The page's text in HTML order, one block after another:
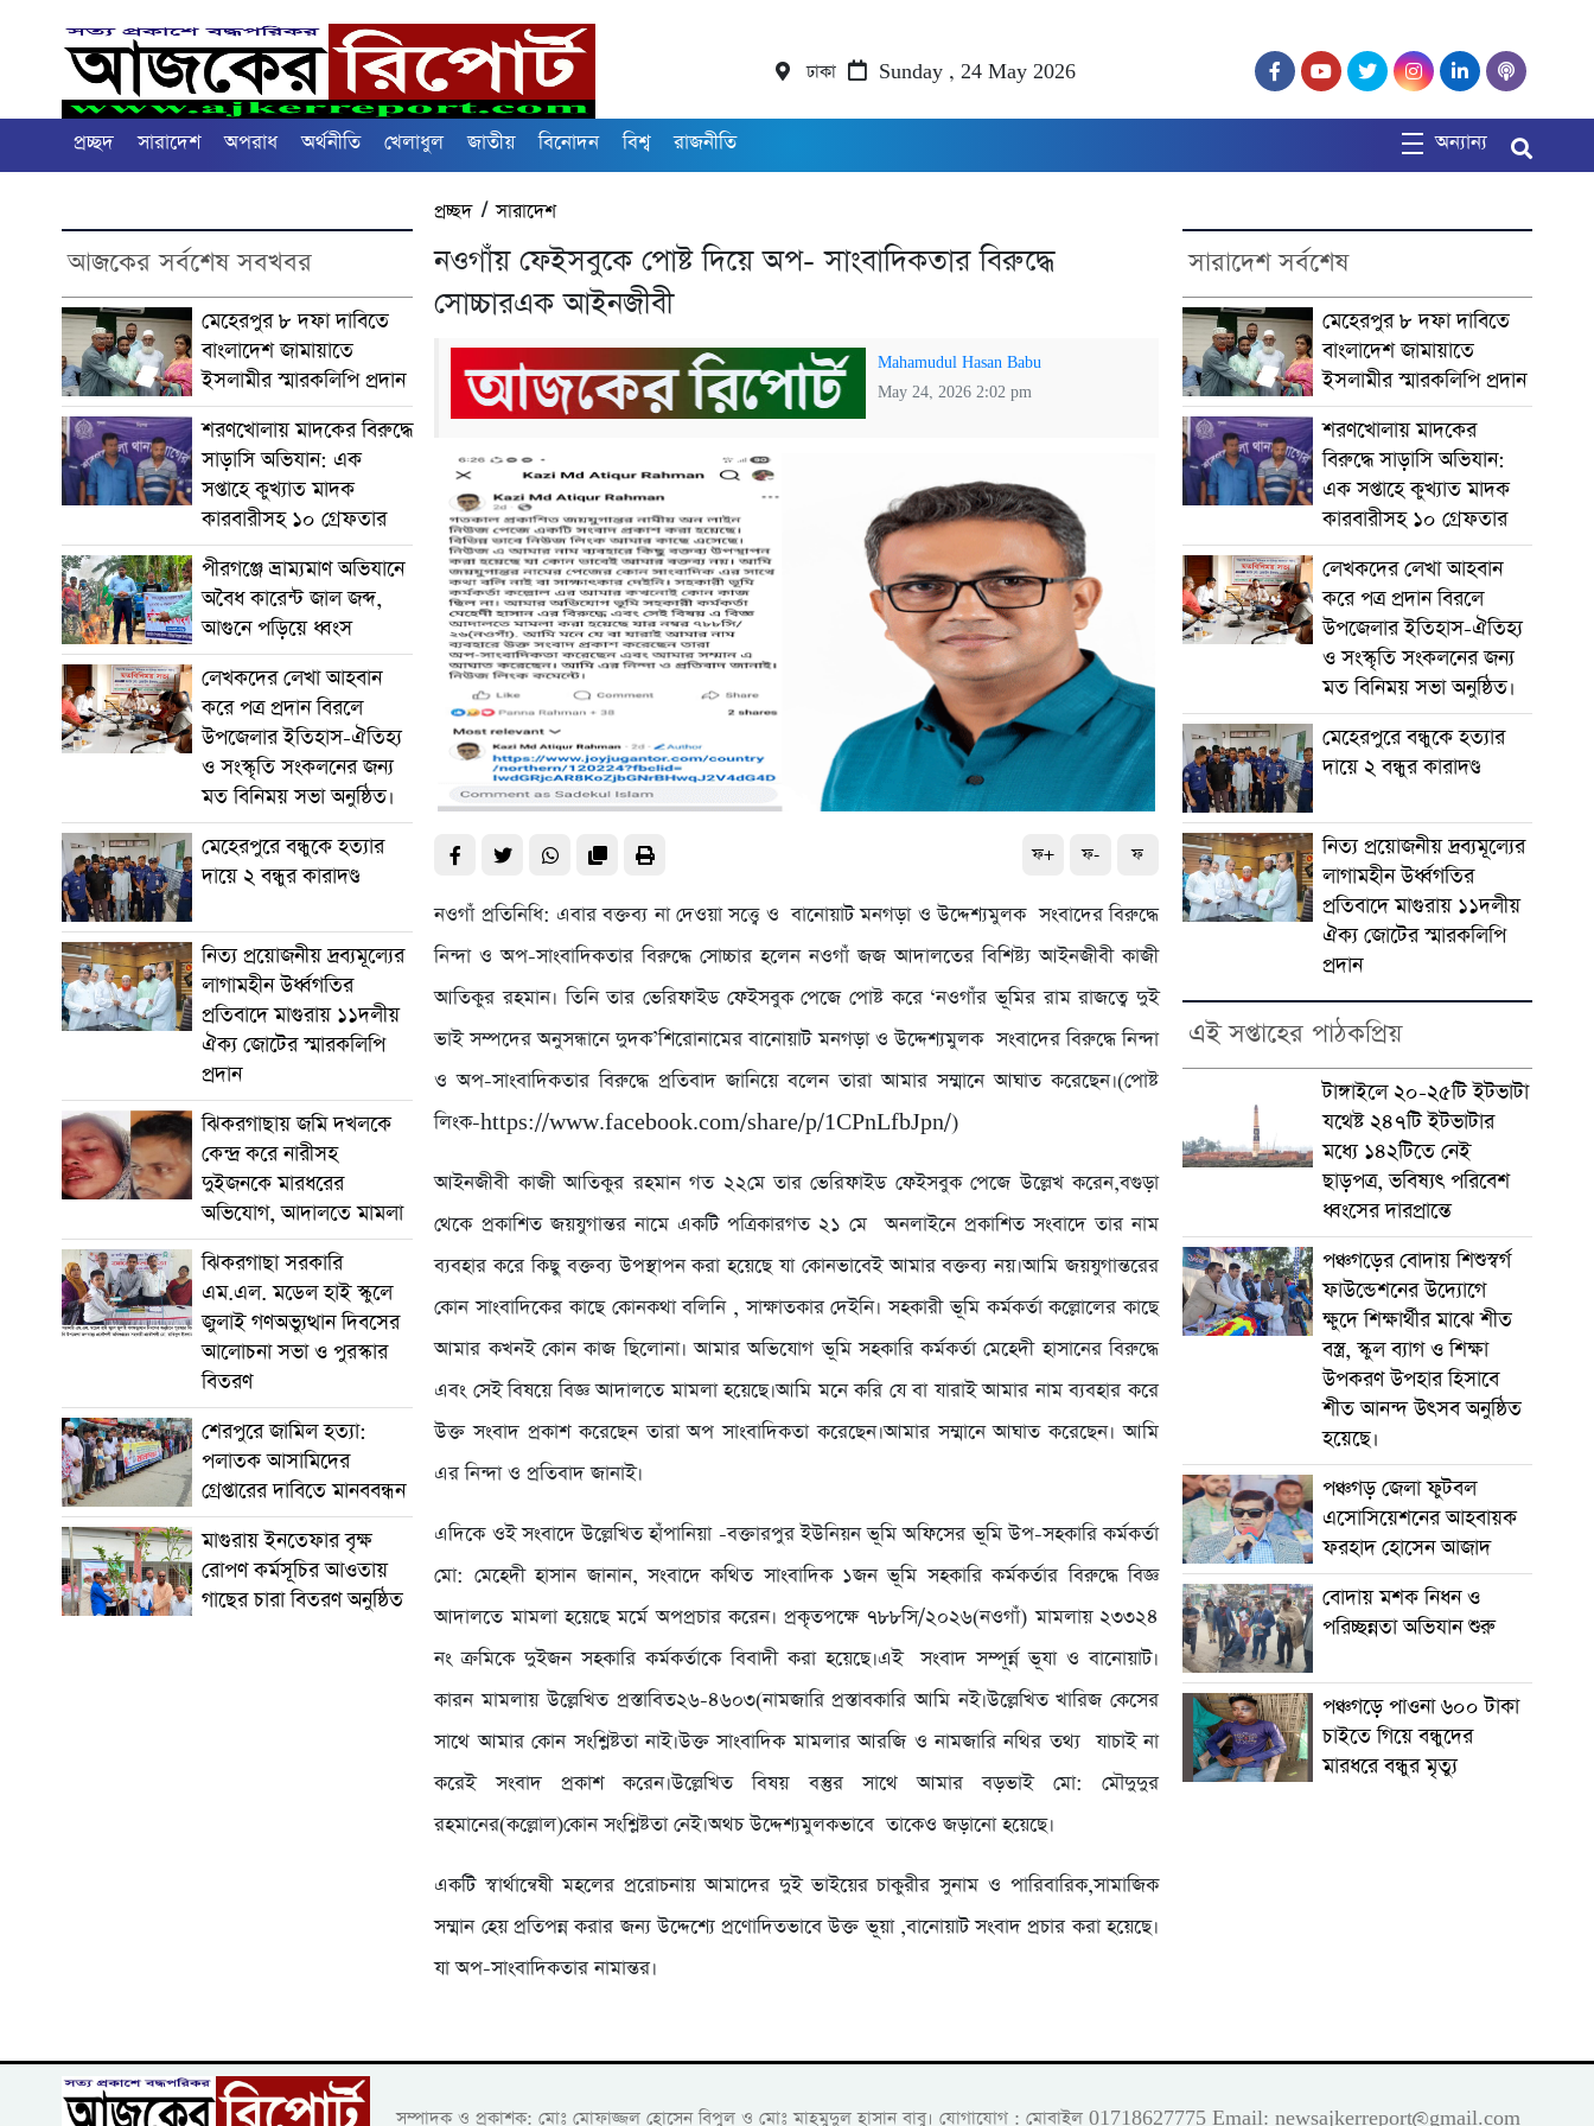
ঢাকা Sunday , 24 May 2026
প্রচ্ছদ সারাদেশ অপরাধ অর্থনীতি খেলাধুল জাতীয় বিনোদন বিশ্ব রাজনীতি অন্যান্য
আজকের সর্বশেষ সবখবর
মেহেরপুর ৮ দফা দাবিতে
বাংলাদেশ জামায়াতে
ইসলামীর স্মারকলিপি প্রদান
শরণখোলায় মাদকের বিরুদ্ধে
সাড়াসি অভিযান: এক
সপ্তাহে কুখ্যাত মাদক
কারবারীসহ ১০ গ্রেফতার
পীরগঞ্জে ভ্রাম্যমাণ অভিযানে
অবৈধ কারেন্ট জাল জব্দ,
আগুনে পড়িয়ে ধ্বংস
লেখকদের লেখা আহবান
করে পত্র প্রদান বিরলে
উপজেলার ইতিহাস-ঐতিহ্য
ও সংস্কৃতি সংকলনের জন্য
মত বিনিময় সভা অনুষ্ঠিত।
মেহেরপুরে বন্ধুকে হত্যার
দায়ে ২ বন্ধুর কারাদণ্ড
নিত্য প্রয়োজনীয় দ্রব্যমূল্যের
লাগামহীন উর্ধ্বগতির
প্রতিবাদে মাগুরায় ১১দলীয়
ঐক্য জোটের স্মারকলিপি
প্রদান
ঝিকরগাছায় জমি দখলকে
কেন্দ্র করে নারীসহ
দুইজনকে মারধরের
অভিযোগ, আদালতে মামলা
ঝিকরগাছা সরকারি
এম.এল. মডেল হাই স্কুলে
জুলাই গণঅভ্যুত্থান দিবসের
আলোচনা সভা ও পুরস্কার
বিতরণ
শেরপুরে জামিল হত্যা:
পলাতক আসামিদের
গ্রেপ্তারের দাবিতে মানববন্ধন
মাগুরায় ইনতেফার বৃক্ষ
রোপণ কর্মসূচির আওতায়
গাছের চারা বিতরণ অনুষ্ঠিত
প্রচ্ছদ/সারাদেশ
নওগাঁয় ফেইসবুকে পোষ্ট দিয়ে অপ- সাংবাদিকতার বিরুদ্ধে
সোচ্চারএক আইনজীবী
Mahamudul Hasan Babu
May 24, 2026 2:02 pm
ফ+ ফ- ফ
নওগাঁ প্রতিনিধি: এবার বক্তব্য না দেওয়া সত্ত্বে ও বানোয়াট মনগড়া ও উদ্দেশ্যমুলক সংবাদের বিরুদ্ধে
নিন্দা ও অপ-সাংবাদিকতার বিরুদ্ধে সোচ্চার হলেন নওগাঁ জজ আদালতের বিশিষ্ট্য আইনজীবী কাজী
আতিকুর রহমান। তিনি তার ভেরিফাইড ফেইসবুক পেজে পোষ্ট করে ‘নওগাঁর ভূমির রাম রাজত্বে দুই
ভাই সম্পদের অনুসন্ধানে দুদক’শিরোনামের বানোয়াট মনগড়া ও উদ্দেশ্যমুলক সংবাদের বিরুদ্ধে নিন্দা
ও অপ-সাংবাদিকতার বিরুদ্ধে প্রতিবাদ জানিয়ে বলেন তারা আমার সম্মানে আঘাত করেছেন।(পোষ্ট
লিংক-https://www.facebook.com/share/p/1CPnLfbJpn/)
আইনজীবী কাজী আতিকুর রহমান গত ২২মে তার ভেরিফাইড ফেইসবুক পেজে উল্লেখ করেন,বগুড়া
থেকে প্রকাশিত জয়যুগান্তর নামে একটি পত্রিকারগত ২১ মে অনলাইনে প্রকাশিত সংবাদে তার নাম
ব্যবহার করে কিছু বক্তব্য উপস্থাপন করা হয়েছে যা কোনভাবেই আমার বক্তব্য নয়।আমি জয়যুগান্তরের
কোন সাংবাদিকের কাছে কোনকথা বলিনি , সাক্ষাতকার দেইনি। সহকারী ভূমি কর্মকর্তা কল্লোলের কাছে
আমার কখনই কোন কাজ ছিলোনা। আমার অভিযোগ ভূমি সহকারি কর্মকর্তা মেহেদী হাসানের বিরুদ্ধে
এবং সেই বিষয়ে বিজ্ঞ আদালতে মামলা হয়েছে।আমি মনে করি যে বা যারাই আমার নাম ব্যবহার করে
উক্ত সংবাদ প্রকাশ করেছেন তারা অপ সাংবাদিকতা করেছেন।আমার সম্মানে আঘাত করেছেন। আমি
এর নিন্দা ও প্রতিবাদ জানাই।
এদিকে ওই সংবাদে উল্লেখিত হাঁপানিয়া -বক্তারপুর ইউনিয়ন ভূমি অফিসের ভূমি উপ-সহকারি কর্মকর্তা
মো: মেহেদী হাসান জানান, সংবাদে কথিত সাংবাদিক ১জন ভূমি সহকারি কর্মকর্তার বিরুদ্ধে বিজ্ঞ
আদালতে মামলা হয়েছে মর্মে অপপ্রচার করেন। প্রকৃতপক্ষে ৭৮৮সি/২০২৬(নওগাঁ) মামলায় ২৩৩২৪
নং ক্রমিকে দুইজন সহকারি কর্মকর্তাকে বিবাদী করা হয়েছে।এই সংবাদ সম্পূর্ন্ন ভূযা ও বানোয়াট।
কারন মামলায় উল্লেখিত প্রস্তাবিত২৬-৪৬০৩(নামজারি প্রস্তাবকারি আমি নই।উল্লেখিত খারিজ কেসের
সাথে আমার কোন সংশ্লিষ্টতা নাই।উক্ত সাংবাদিক মামলার আরজি ও নামজারি নথির তথ্য যাচাই না
করেই সংবাদ প্রকাশ করেন।উল্লেখিত বিষয় বস্তুর সাথে আমার বড়ভাই মো: মৌদুদুর
রহমানের(কল্লোল)কোন সংশ্লিষ্টতা নেই।অথচ উদ্দেশ্যমুলকভাবে তাকেও জড়ানো হয়েছে।
একটি স্বার্থান্বেষী মহলের প্ররোচনায় আমাদের দুই ভাইয়ের চাকুরীর সুনাম ও পারিবারিক,সামাজিক
সম্মান হেয় প্রতিপন্ন করার জন্য উদ্দেশ্যে প্রণোদিতভাবে উক্ত ভূয়া ,বানোয়াট সংবাদ প্রচার করা হয়েছে।
যা অপ-সাংবাদিকতার নামান্তর।
সারাদেশ সর্বশেষ
মেহেরপুর ৮ দফা দাবিতে
বাংলাদেশ জামায়াতে
ইসলামীর স্মারকলিপি প্রদান
শরণখোলায় মাদকের
বিরুদ্ধে সাড়াসি অভিযান:
এক সপ্তাহে কুখ্যাত মাদক
কারবারীসহ ১০ গ্রেফতার
লেখকদের লেখা আহবান
করে পত্র প্রদান বিরলে
উপজেলার ইতিহাস-ঐতিহ্য
ও সংস্কৃতি সংকলনের জন্য
মত বিনিময় সভা অনুষ্ঠিত।
মেহেরপুরে বন্ধুকে হত্যার
দায়ে ২ বন্ধুর কারাদণ্ড
নিত্য প্রয়োজনীয় দ্রব্যমূল্যের
লাগামহীন উর্ধ্বগতির
প্রতিবাদে মাগুরায় ১১দলীয়
ঐক্য জোটের স্মারকলিপি
প্রদান
এই সপ্তাহের পাঠকপ্রিয়
টাঙ্গাইলে ২০-২৫টি ইটভাটা
যথেষ্ট ২৪৭টি ইটভাটার
মধ্যে ১৪২টিতে নেই
ছাড়পত্র, ভবিষ্যৎ পরিবেশ
ধ্বংসের দারপ্রান্তে
পঞ্চগড়ের বোদায় শিশুস্বর্গ
ফাউন্ডেশনের উদ্যোগে
ক্ষুদে শিক্ষার্থীর মাঝে শীত
বস্ত্র, স্কুল ব্যাগ ও শিক্ষা
উপকরণ উপহার হিসাবে
শীত আনন্দ উৎসব অনুষ্ঠিত
হয়েছে।
পঞ্চগড় জেলা ফুটবল
এসোসিয়েশনের আহবায়ক
ফরহাদ হোসেন আজাদ
বোদায় মশক নিধন ও
পরিচ্ছন্নতা অভিযান শুরু
পঞ্চগড়ে পাওনা ৬০০ টাকা
চাইতে গিয়ে বন্ধুদের
মারধরে বন্ধুর মৃত্যু
সম্পাদক ও প্রকাশক: মোঃ মোফাজ্জল হোসেন বিপুল ও মোঃ মাহমুদুল হাসান বাবু। যোগাযোগ : মোবাইল 01718627775 Email: newsajkerreport@gmail.com